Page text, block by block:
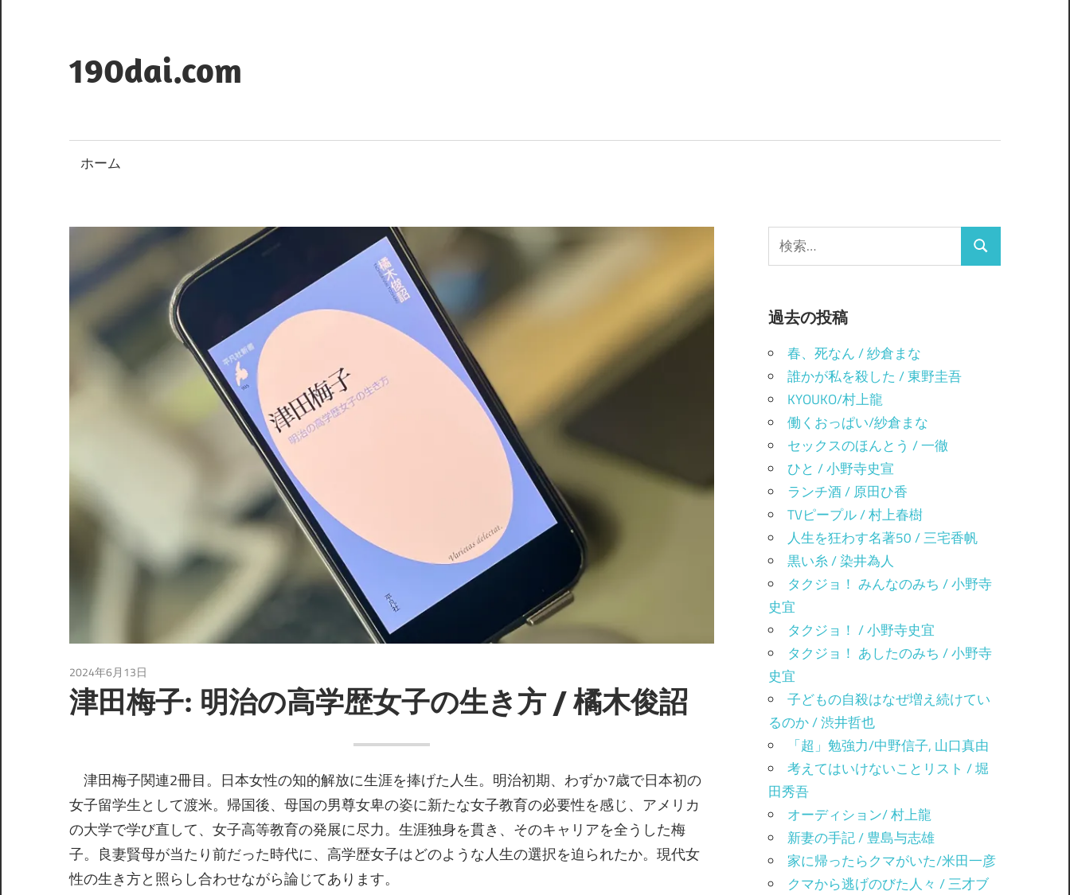
テ
ン
キ
190dai.com
ホーム
2024年6月13日
津田梅子: 明治の高学歴女子の生き方 / 橘木俊詔
津田梅子関連2冊目。日本女性の知的解放に生涯を捧げた人生。明治初期、わずか7歳で日本初の
女子留学生として渡米。帰国後、母国の男尊女卑の姿に新たな女子教育の必要性を感じ、アメリカ
の大学で学び直して、女子高等教育の発展に尽力。生涯独身を貫き、そのキャリアを全うした梅
子。良妻賢母が当たり前だった時代に、高学歴女子はどのような人生の選択を迫られたか。現代女
性の生き方と照らし合わせながら論じてあります。
索:
検
過去の投稿
春、死なん / 紗倉まな
誰かが私を殺した / 東野圭吾
KYOUKO/村上龍
働くおっぱい/紗倉まな
セックスのほんとう / 一徹
ひと / 小野寺史宣
ランチ酒 / 原田ひ香
TVピープル / 村上春樹
人生を狂わす名著50 / 三宅香帆
黒い糸 / 染井為人
タクジョ！ みんなのみち / 小野寺
史宜
タクジョ！ / 小野寺史宜
タクジョ！ あしたのみち / 小野寺
史宜
子どもの自殺はなぜ増え続けてい
るのか / 渋井哲也
「超」勉強力/中野信子, 山口真由
考えてはいけないことリスト / 堀
田秀吾
オーディション/ 村上龍
新妻の手記 / 豊島与志雄
家に帰ったらクマがいた/米田一彦
クマから逃げのびた人々 / 三才ブ